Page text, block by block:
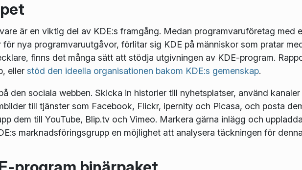
är en viktig del av KDE:s framgång. Medan programvaruföretag med
nya programvaruutgåvor, förlitar sig KDE på människor som pratar
finns det många sätt att stödja utgivningen av KDE-program.
eller stöd den ideella organisationen bakom KDE:s gemenskap.
den sociala webben. Skicka in historier till nyhetsplatser, använd
till tjänster som Facebook, Flickr, ipernity och Picasa, och posta
dem till YouTube, Blip.tv och Vimeo. Markera gärna inlägg och
marknadsföringsgrupp en möjlighet att analysera täckningen för